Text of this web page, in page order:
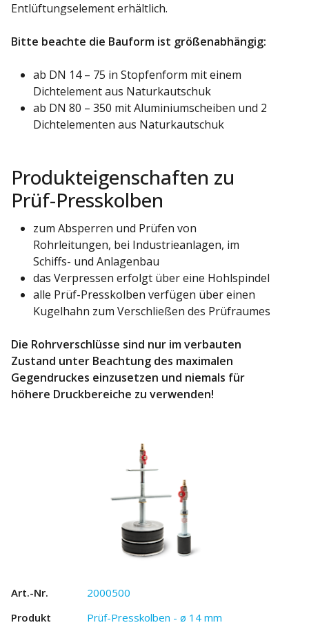
Entlüftungselement erhältlich.
Bitte beachte die Bauform ist größenabhängig:
ab DN 14 – 75 in Stopfenform mit einem
Dichtelement aus Naturkautschuk
ab DN 80 – 350 mit Aluminiumscheiben und 2
Dichtelementen aus Naturkautschuk
Produkteigenschaften zu
Prüf-Presskolben
zum Absperren und Prüfen von
Rohrleitungen, bei Industrieanlagen, im
Schiffs- und Anlagenbau
das Verpressen erfolgt über eine Hohlspindel
alle Prüf-Presskolben verfügen über einen
Kugelhahn zum Verschließen des Prüfraumes
Die Rohrverschlüsse sind nur im verbauten
Zustand unter Beachtung des maximalen
Gegendruckes einzusetzen und niemals für
höhere Druckbereiche zu verwenden!
2000500
Prüf-Presskolben - ø 14 mm